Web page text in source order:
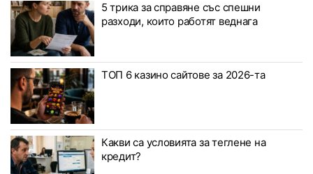
5 трика за справяне със спешни
разходи, които работят веднага
ТОП 6 казино сайтове за 2026-та
Какви са условията за теглене на
кредит?